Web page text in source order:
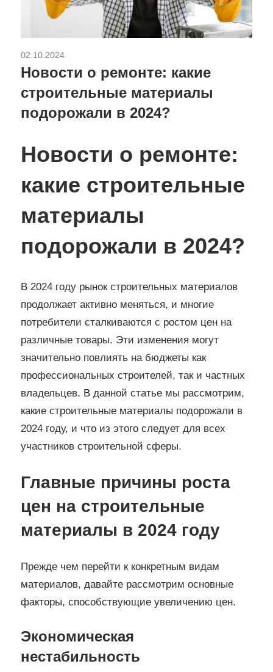
02.10.2024
Новости о ремонте: какие
строительные материалы
подорожали в 2024?
Новости о ремонте:
какие строительные
материалы
подорожали в 2024?
В 2024 году рынок строительных материалов
продолжает активно меняться, и многие
потребители сталкиваются с ростом цен на
различные товары. Эти изменения могут
значительно повлиять на бюджеты как
профессиональных строителей, так и частных
владельцев. В данной статье мы рассмотрим,
какие строительные материалы подорожали в
2024 году, и что из этого следует для всех
участников строительной сферы.
Главные причины роста
цен на строительные
материалы в 2024 году
Прежде чем перейти к конкретным видам
материалов, давайте рассмотрим основные
факторы, способствующие увеличению цен.
Экономическая
нестабильность